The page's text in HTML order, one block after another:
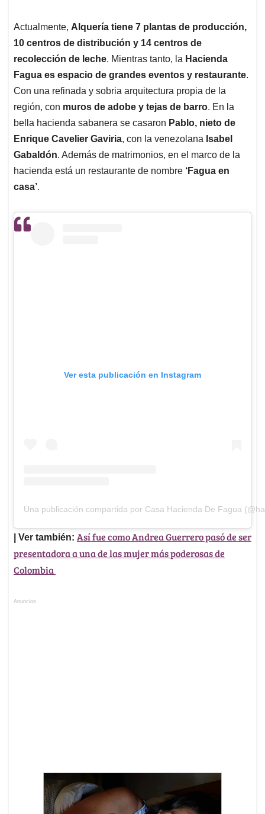
Actualmente, Alquería tiene 7 plantas de producción,
10 centros de distribución y 14 centros de
recolección de leche. Mientras tanto, la Hacienda
Fagua es espacio de grandes eventos y restaurante.
Con una refinada y sobria arquitectura propia de la
región, con muros de adobe y tejas de barro. En la
bella hacienda sabanera se casaron Pablo, nieto de
Enrique Cavelier Gaviria, con la venezolana Isabel
Gabaldón. Además de matrimonios, en el marco de la
hacienda está un restaurante de nombre ‘Fagua en
casa’.
Ver esta publicación en Instagram
Una publicación compartida por Casa Hacienda De Fagua
| Ver también: Así fue como Andrea Guerrero pasó de ser
presentadora a una de las mujer más poderosas de
Colombia
Anuncios.